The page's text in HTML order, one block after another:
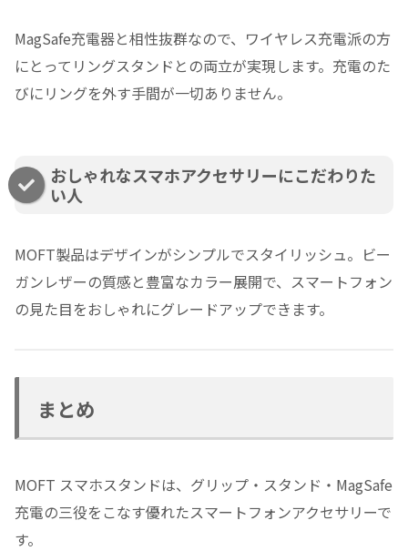
MagSafe充電器と相性抜群なので、ワイヤレス充電派の方
にとってリングスタンドとの両立が実現します。充電のた
びにリングを外す手間が一切ありません。
おしゃれなスマホアクセサリーにこだわりた
い人
MOFT製品はデザインがシンプルでスタイリッシュ。ビー
ガンレザーの質感と豊富なカラー展開で、スマートフォン
の見た目をおしゃれにグレードアップできます。
まとめ
MOFT スマホスタンドは、グリップ・スタンド・MagSafe
充電の三役をこなす優れたスマートフォンアクセサリーで
す。